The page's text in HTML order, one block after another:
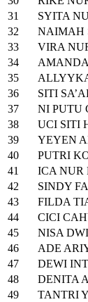
31
SYITA
32
NAIMAH
33
VIRA
34
35
36
SITI
37
NI PUTU
38
UCI SITI
39
YEYEN
40
PUTRI
41
ICA NUR
42
SINDY
43
FILDA
44
CICI
45
NISA
46
ADE
47
DEWI
48
DENITA
49
TANTRI